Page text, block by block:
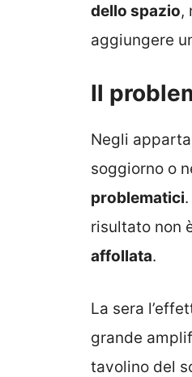
dello spazio,
aggiungere
Il
Negli
soggiorno o
problematici
risultato non
affollata.
La sera
grande
tavolino del